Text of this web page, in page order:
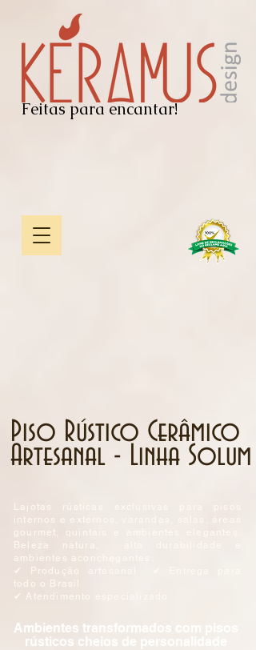
Feitas para encantar!
Piso Rústico Cerâmico
Artesanal - Linha Solum
Ambientes transformados com pisos
rústicos cheios de personalidade
Lajotas rústicas exclusivas para pisos
internos e externos, varandas, salas, áreas
gourmet, quintais e ambientes elegantes.
Beleza natura, alta durabilidade e
ambientes aconchegantes.
✔ Produção artesanal ✔ Entrega para
todo o Brasil
✔ Atendimento especializado